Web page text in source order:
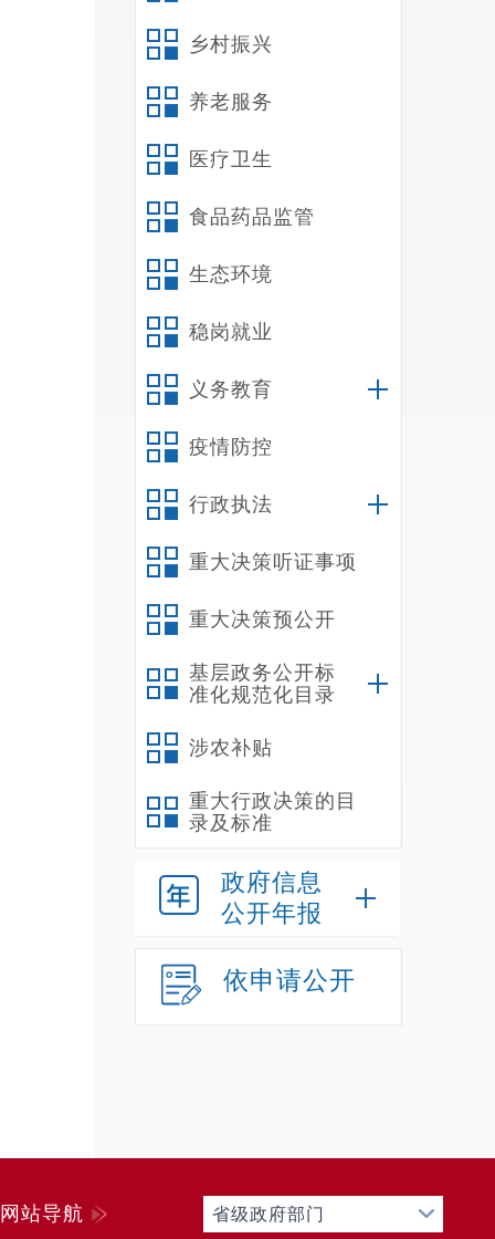
乡村振兴
养老服务
医疗卫生
食品药品监管
生态环境
稳岗就业
义务教育
疫情防控
行政执法
重大决策听证事项
重大决策预公开
基层政务公开标
准化规范化目录
涉农补贴
重大行政决策的目
录及标准
政府信息
公开年报
依申请公开
网站导航 省级政府部门